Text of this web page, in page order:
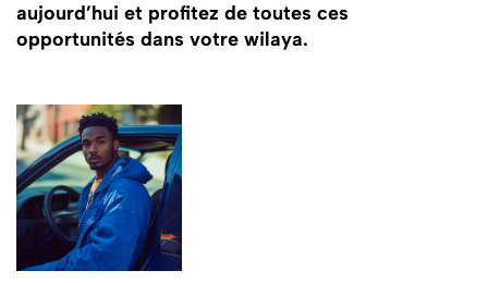
aujourd’hui et profitez de toutes ces
opportunités dans votre wilaya.